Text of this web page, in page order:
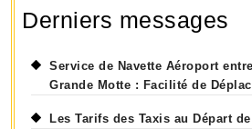
Derniers messages
Service de Navette Aéroport
Grande Motte : Facilité de
Les Tarifs des Taxis au Départ